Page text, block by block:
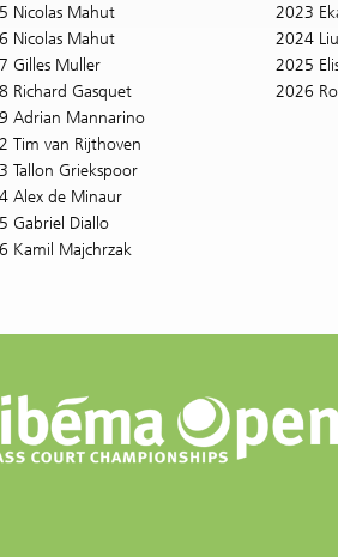
Nicolas Mahut
Nicolas Mahut
Gilles Muller
Richard Gasquet
Adrian Mannarino
Tim van Rijthoven
Tallon Griekspoor
Alex de Minaur
Gabriel Diallo
Kamil Majchrzak
2023
2024
2025
2026